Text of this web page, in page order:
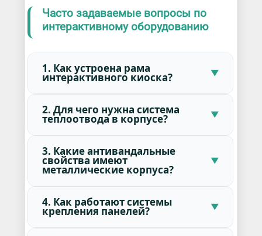
Часто задаваемые вопросы по
интерактивному оборудованию
1. Как устроена рама
интерактивного киоска?
2. Для чего нужна система
теплоотвода в корпусе?
3. Какие антивандальные
свойства имеют
металлические корпуса?
4. Как работают системы
крепления панелей?